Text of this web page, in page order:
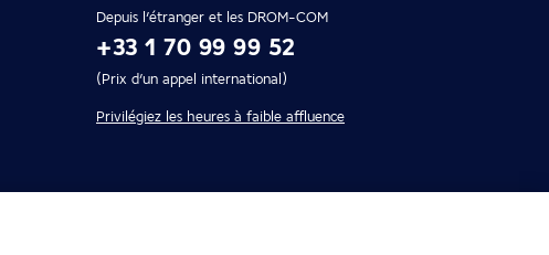
Depuis l’étranger et les DROM-COM
+33 1 70 99 99 52
(Prix d’un appel international)
Privilégiez les heures à faible affluence